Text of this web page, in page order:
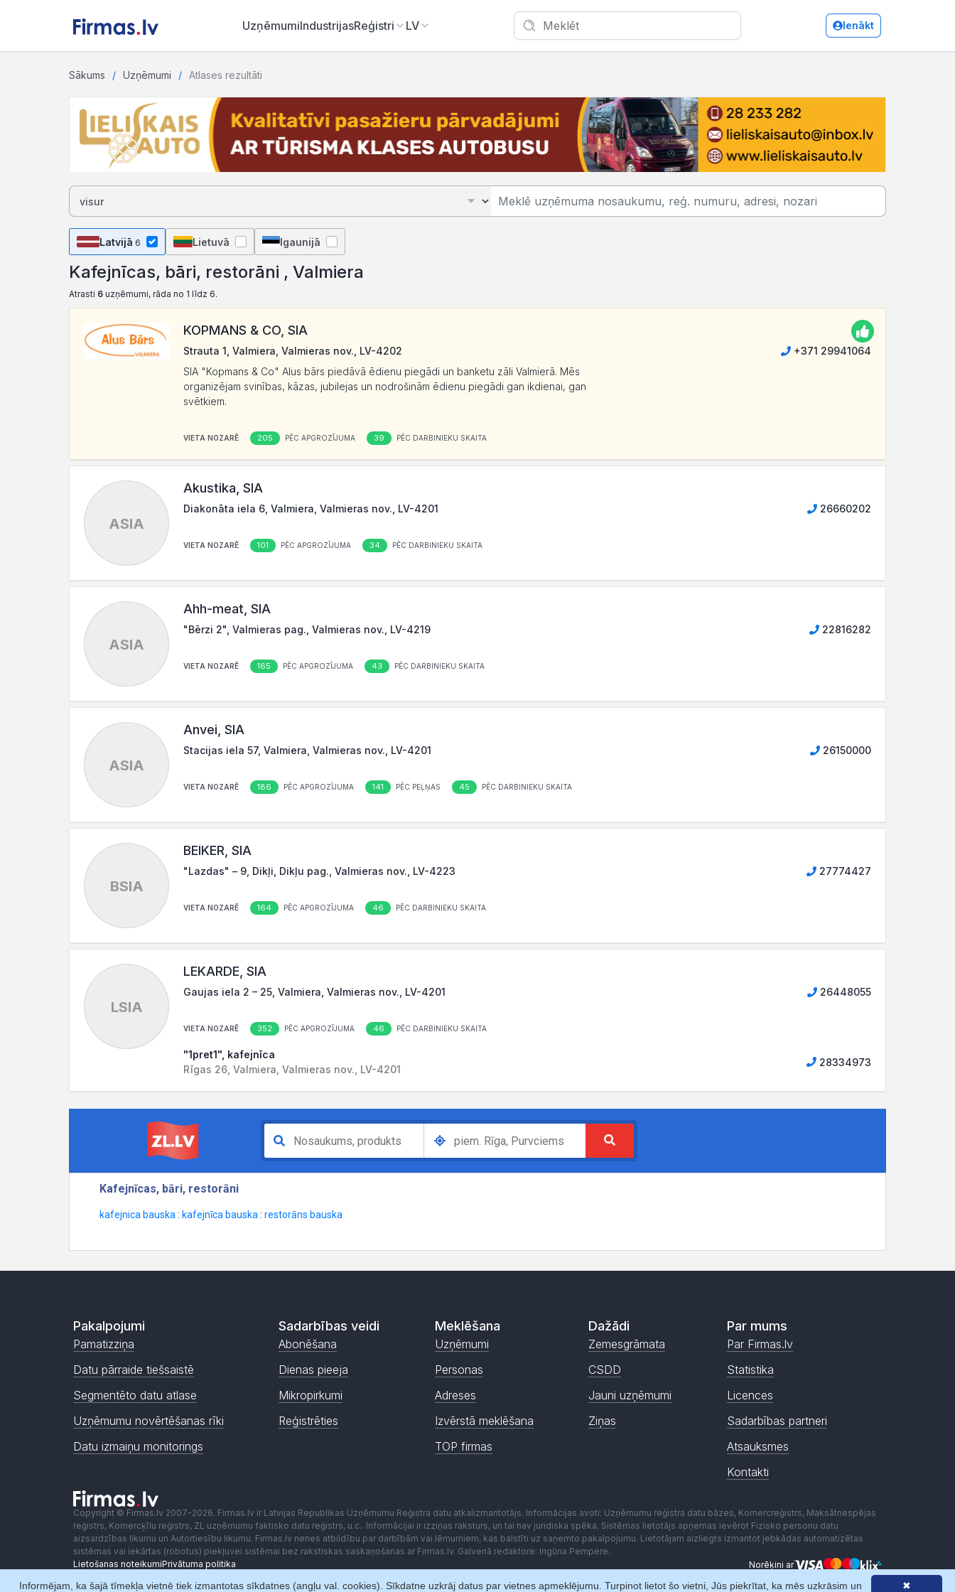
UzņēmumiIndustrijasReģistri LV Ienākt
Sākums Uzņēmumi Atlases rezultāti
Valmiera/Kafejnīcas, bāri, restorāni
Latvijā 6 Lietuvā Igaunijā
Kafejnīcas, bāri, restorāni , Valmiera
Atrasti 6 uzņēmumi, rāda no 1 līdz 6.
KOPMANS & CO, SIA
Strauta 1, Valmiera, Valmieras nov., LV-4202
+371 29941064
SIA "Kopmans & Co" Alus bārs piedāvā ēdienu piegādi un banketu zāli Valmierā. Mēs
organizējam svinības, kāzas, jubilejas un nodrošinām ēdienu piegādi gan ikdienai, gan
svētkiem.
VIETA NOZARĒ 205 PĒC APGROZĪJUMA 39 PĒC DARBINIEKU SKAITA
ASIA
Akustika, SIA
Diakonāta iela 6, Valmiera, Valmieras nov., LV-4201 26660202
VIETA NOZARĒ 101 PĒC APGROZĪJUMA 34 PĒC DARBINIEKU SKAITA
ASIA
Ahh-meat, SIA
"Bērzi 2", Valmieras pag., Valmieras nov., LV-4219 22816282
VIETA NOZARĒ 165 PĒC APGROZĪJUMA 43 PĒC DARBINIEKU SKAITA
ASIA
Anvei, SIA
Stacijas iela 57, Valmiera, Valmieras nov., LV-4201 26150000
VIETA NOZARĒ 186 PĒC APGROZĪJUMA 141 PĒC PEĻŅAS 45 PĒC DARBINIEKU SKAITA
BSIA
BEIKER, SIA
"Lazdas" – 9, Dikļi, Dikļu pag., Valmieras nov., LV-4223 27774427
VIETA NOZARĒ 164 PĒC APGROZĪJUMA 46 PĒC DARBINIEKU SKAITA
LSIA
LEKARDE, SIA
Gaujas iela 2 – 25, Valmiera, Valmieras nov., LV-4201 26448055
VIETA NOZARĒ 352 PĒC APGROZĪJUMA 46 PĒC DARBINIEKU SKAITA
"1pret1", kafejnīca
Rīgas 26, Valmiera, Valmieras nov., LV-4201
28334973
Pakalpojumi
Pamatizziņa
Datu pārraide tiešsaistē
Segmentēto datu atlase
Uzņēmumu novērtēšanas rīki
Datu izmaiņu monitorings
Sadarbības veidi
Abonēšana
Dienas pieeja
Mikropirkumi
Reģistrēties
Meklēšana
Uzņēmumi
Personas
Adreses
Izvērstā meklēšana
TOP firmas
Dažādi
Zemesgrāmata
CSDD
Jauni uzņēmumi
Ziņas
Par mums
Par Firmas.lv
Statistika
Licences
Sadarbības partneri
Atsauksmes
Kontakti
Copyright © Firmas.lv 2007-2026. Firmas.lv ir Latvijas Republikas Uzņēmumu Reģistra datu atkalizmantotājs. Informācijas avoti: Uzņēmumu reģistra datu bāzes, Komercreģistrs, Maksātnespējas
reģistrs, Komercķīlu reģistrs, ZL uzņēmumu faktisko datu reģistrs, u.c.. Informācijai ir izziņas raksturs, un tai nav juridiska spēka. Sistēmas lietotājs apņemas ievērot Fizisko personu datu
aizsardzības likumu un Autortiesību likumu. Firmas.lv nenes atbildību par darbībām vai lēmumiem, kas balstīti uz saņemto pakalpojumu. Lietotājam aizliegts izmantot jebkādas automatizētas
sistēmas vai iekārtas (robotus) piekļuvei sistēmai bez rakstiskas saskaņošanas ar Firmas.lv. Galvenā redaktore: Ingūna Pempere.
Lietošanas noteikumiPrivātuma politika Norēķini ar
✖
Informējam, ka šajā tīmekļa vietnē tiek izmantotas sīkdatnes (angļu val. cookies). Sīkdatne uzkrāj datus par vietnes apmeklējumu. Turpinot lietot šo vietni, Jūs piekrītat, ka mēs uzkrāsim un